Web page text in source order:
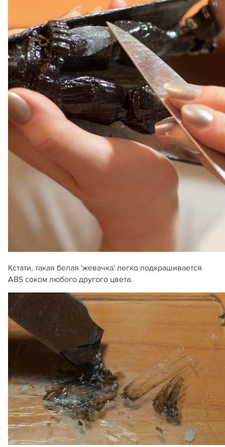
Кстати, такая белая 'жевачка' легко подкрашивается
ABS соком любого другого цвета.